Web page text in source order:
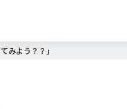
みよう？？」